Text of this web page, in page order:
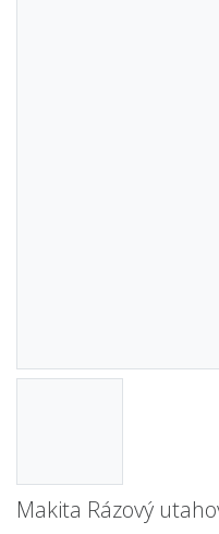
Makita Rázový